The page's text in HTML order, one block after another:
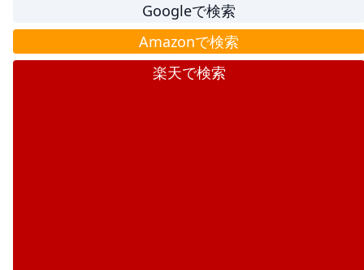
Googleで検索
Amazonで検索
楽天で検索